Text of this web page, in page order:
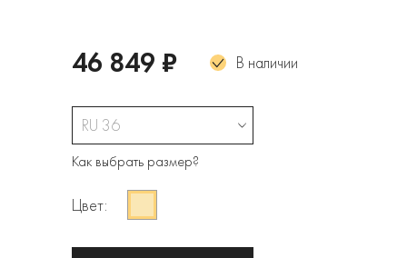
46 849 ₽ В наличии
RU 36
Как выбрать размер?
Цвет: